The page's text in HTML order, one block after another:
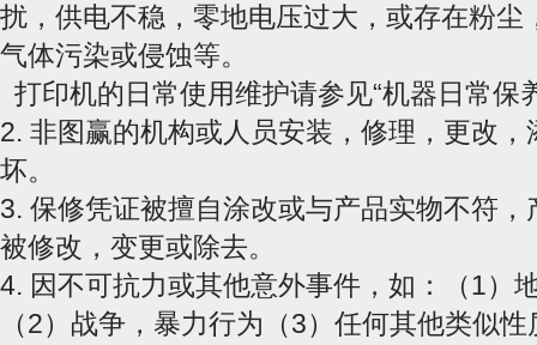
扰，供电不稳，零地电压过大，或存在粉
气体污染或侵蚀等。
打印机的日常使用维护请参见“机器日常保
2. 非图赢的机构或人员安装，修理，更改
坏。
3. 保修凭证被擅自涂改或与产品实物不符
被修改，变更或除去。
4. 因不可抗力或其他意外事件，如：（1）
（2）战争，暴力行为（3）任何其他类似